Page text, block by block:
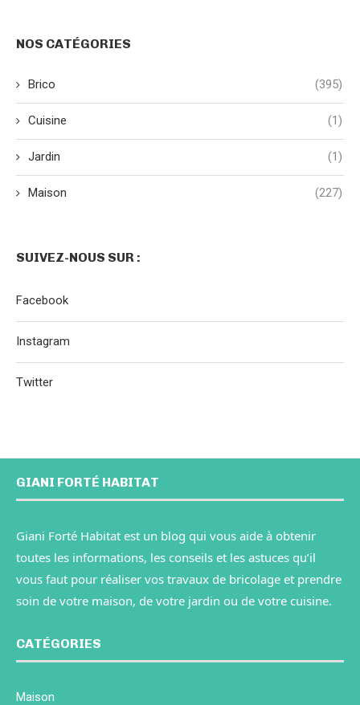
NOS CATÉGORIES
Brico (395)
Cuisine (1)
Jardin (1)
Maison (227)
SUIVEZ-NOUS SUR :
Facebook
Instagram
Twitter
GIANI FORTÉ HABITAT
Giani Forté Habitat est un blog qui vous aide à obtenir
toutes les informations, les conseils et les astuces qu’il
vous faut pour réaliser vos travaux de bricolage et prendre
soin de votre maison, de votre jardin ou de votre cuisine.
CATÉGORIES
Maison